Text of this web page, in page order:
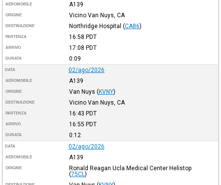
AEROMOBILE A139
ORIGINE Vicino Van Nuys, CA
DESTINAZIONE Northridge Hospital (CA86)
PARTENZA 16:58 PDT
ARRIVO 17:08 PDT
DURATA 0:09
DATA 02/ago/2026
AEROMOBILE A139
ORIGINE Van Nuys (KVNY)
DESTINAZIONE Vicino Van Nuys, CA
PARTENZA 16:43 PDT
ARRIVO 16:55 PDT
DURATA 0:12
DATA 02/ago/2026
AEROMOBILE A139
ORIGINE
Ronald Reagan Ucla Medical Center Helistop
(75CL )